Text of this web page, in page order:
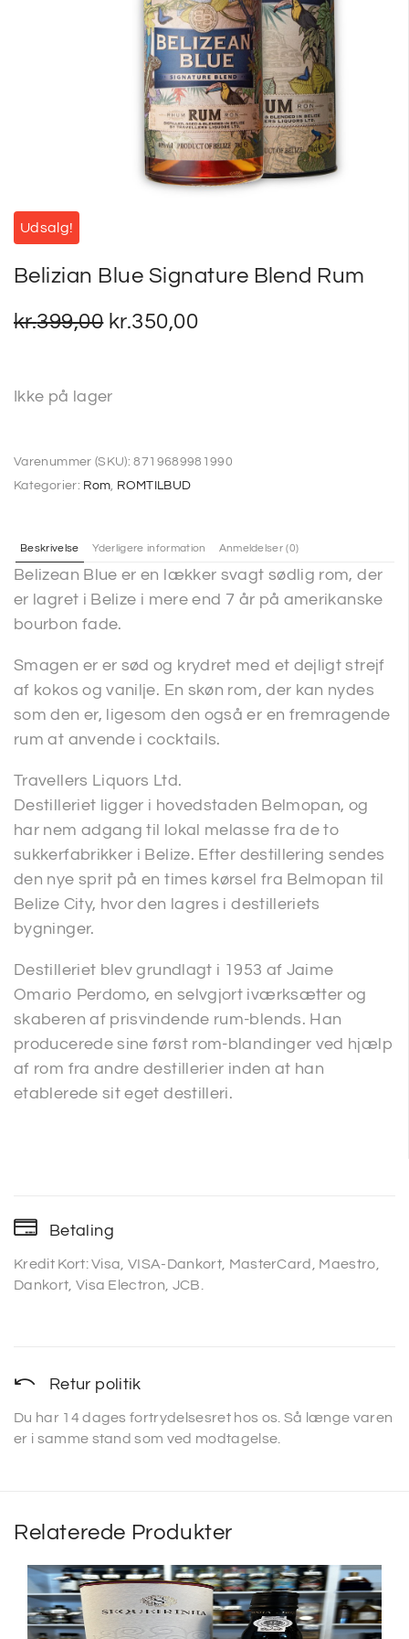
Udsalg!
Belizian Blue Signature Blend Rum
kr.399,00 kr.350,00
Ikke på lager
Varenummer (SKU):8719689981990
Kategorier: Rom, ROMTILBUD
Beskrivelse Yderligere information Anmeldelser (0)
Belizean Blue er en lækker svagt sødlig rom, der
er lagret i Belize i mere end 7 år på amerikanske
bourbon fade.
Smagen er er sød og krydret med et dejligt strejf
af kokos og vanilje. En skøn rom, der kan nydes
som den er, ligesom den også er en fremragende
rum at anvende i cocktails.
Travellers Liquors Ltd.
Destilleriet ligger i hovedstaden Belmopan, og
har nem adgang til lokal melasse fra de to
sukkerfabrikker i Belize. Efter destillering sendes
den nye sprit på en times kørsel fra Belmopan til
Belize City, hvor den lagres i destilleriets
bygninger.
Destilleriet blev grundlagt i 1953 af Jaime
Omario Perdomo, en selvgjort iværksætter og
skaberen af prisvindende rum-blends. Han
producerede sine først rom-blandinger ved hjælp
af rom fra andre destillerier inden at han
etablerede sit eget destilleri.
Betaling
Kredit Kort: Visa, VISA-Dankort, MasterCard, Maestro,
Dankort, Visa Electron, JCB.
Retur politik
Du har 14 dages fortrydelsesret hos os. Så længe varen
er i samme stand som ved modtagelse.
Relaterede Produkter